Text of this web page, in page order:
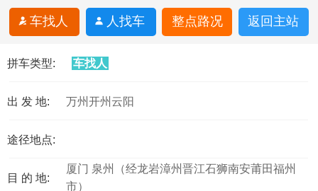
车找人 人找车 整点路况 返回主站
拼车类型: 车找人
出 发 地: 万州开州云阳
途径地点:
目 的 地:
厦门 泉州（经龙岩漳州晋江石狮南安莆田福州
市）